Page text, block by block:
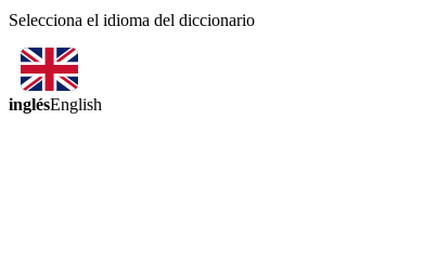
Selecciona el idioma del diccionario
inglésEnglish